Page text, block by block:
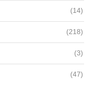
(14)
(218)
(3)
(47)